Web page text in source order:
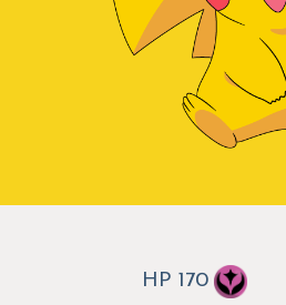
HP 170